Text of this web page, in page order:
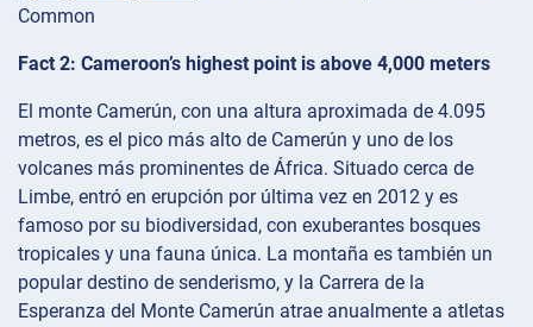
Common
Fact 2: Cameroon’s highest point is above 4,000 meters
El monte Camerún, con una altura aproximada de 4.095
metros, es el pico más alto de Camerún y uno de los
volcanes más prominentes de África. Situado cerca de
Limbe, entró en erupción por última vez en 2012 y es
famoso por su biodiversidad, con exuberantes bosques
tropicales y una fauna única. La montaña es también un
popular destino de senderismo, y la Carrera de la
Esperanza del Monte Camerún atrae anualmente a atletas